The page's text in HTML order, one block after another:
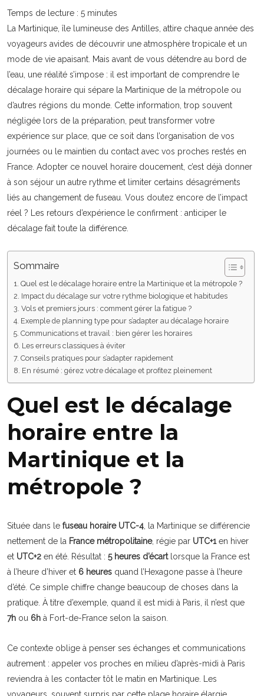
Temps de lecture : 5 minutes
La Martinique, île lumineuse des Antilles, attire chaque année des
voyageurs avides de découvrir une atmosphère tropicale et un
mode de vie apaisant. Mais avant de vous détendre au bord de
l’eau, une réalité s’impose : il est important de comprendre le
décalage horaire qui sépare la Martinique de la métropole ou
d’autres régions du monde. Cette information, trop souvent
négligée lors de la préparation, peut transformer votre
expérience sur place, que ce soit dans l’organisation de vos
journées ou le maintien du contact avec vos proches restés en
France. Adopter ce nouvel horaire doucement, c’est déjà donner
à son séjour un autre rythme et limiter certains désagréments
liés au changement de fuseau. Vous doutez encore de l’impact
réel ? Les retours d’expérience le confirment : anticiper le
décalage fait toute la différence.
Sommaire
Quel est le décalage horaire entre la Martinique et la métropole ?
Impact du décalage sur votre rythme biologique et habitudes
Vols et premiers jours : comment gérer la fatigue ?
Exemple de planning type pour s’adapter au décalage horaire
Communications et travail : bien gérer les horaires
Les erreurs classiques à éviter
Conseils pratiques pour s’adapter rapidement
En résumé : gérez votre décalage et profitez pleinement
Quel est le décalage
horaire entre la
Martinique et la
métropole ?
Située dans le fuseau horaire UTC-4 , la Martinique se différencie
nettement de la France métropolitaine, régie par UTC+1en hiver
et UTC+2 en été. Résultat : 5 heures d’écartlorsque la France est
à l’heure d’hiver et 6 heures quand l’Hexagone passe à l’heure
d’été. Ce simple chiffre change beaucoup de choses dans la
pratique. À titre d’exemple, quand il est midi à Paris, il n’est que
7h ou 6h à Fort-de-France selon la saison.
Ce contexte oblige à penser ses échanges et communications
autrement : appeler vos proches en milieu d’après-midi à Paris
reviendra à les contacter tôt le matin en Martinique. Les